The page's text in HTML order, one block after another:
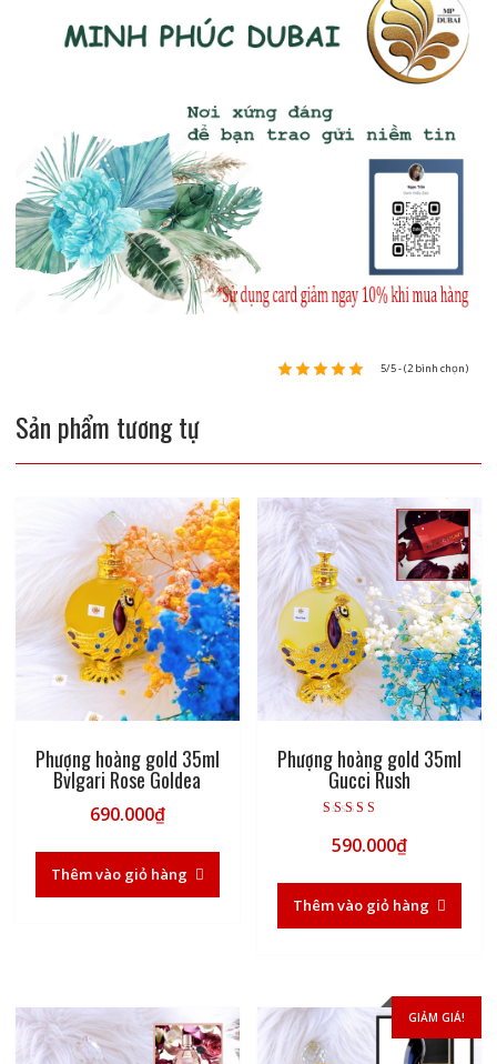
5/5 - (2 bình chọn)
Sản phẩm tương tự
Phượng hoàng gold 35ml
Bvlgari Rose Goldea
690.000₫
Thêm vào giỏ hàng
Phượng hoàng gold 35ml
Gucci Rush
5.00
5 sao
590.000₫
Thêm vào giỏ hàng
GIẢM GIÁ!